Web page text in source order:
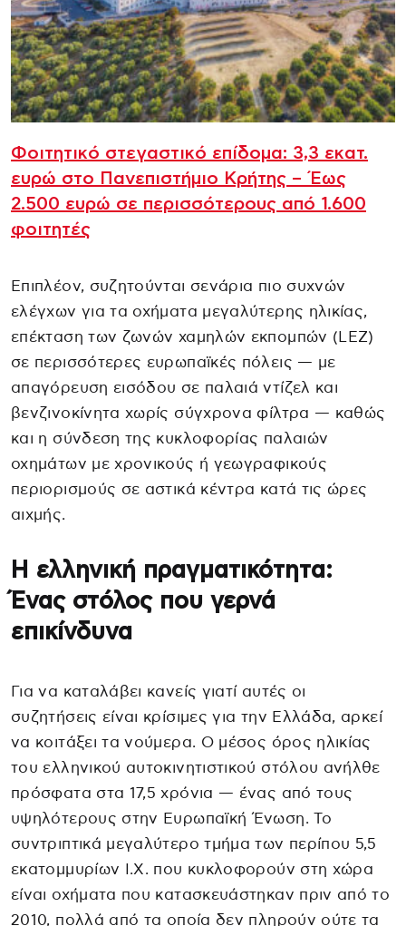
Φοιτητικό στεγαστικό επίδομα: 3,3 εκατ.
ευρώ στο Πανεπιστήμιο Κρήτης – Έως
2.500 ευρώ σε περισσότερους από 1.600
φοιτητές
Επιπλέον, συζητούνται σενάρια πιο συχνών
ελέγχων για τα οχήματα μεγαλύτερης ηλικίας,
επέκταση των ζωνών χαμηλών εκπομπών (LEZ)
σε περισσότερες ευρωπαϊκές πόλεις — με
απαγόρευση εισόδου σε παλαιά ντίζελ και
βενζινοκίνητα χωρίς σύγχρονα φίλτρα — καθώς
και η σύνδεση της κυκλοφορίας παλαιών
οχημάτων με χρονικούς ή γεωγραφικούς
περιορισμούς σε αστικά κέντρα κατά τις ώρες
αιχμής.
Η ελληνική πραγματικότητα:
Ένας στόλος που γερνά
επικίνδυνα
Για να καταλάβει κανείς γιατί αυτές οι
συζητήσεις είναι κρίσιμες για την Ελλάδα, αρκεί
να κοιτάξει τα νούμερα. Ο μέσος όρος ηλικίας
του ελληνικού αυτοκινητιστικού στόλου ανήλθε
πρόσφατα στα 17,5 χρόνια — ένας από τους
υψηλότερους στην Ευρωπαϊκή Ένωση. Το
συντριπτικά μεγαλύτερο τμήμα των περίπου 5,5
εκατομμυρίων Ι.Χ. που κυκλοφορούν στη χώρα
είναι οχήματα που κατασκευάστηκαν πριν από το
2010, πολλά από τα οποία δεν πληρούν ούτε τα